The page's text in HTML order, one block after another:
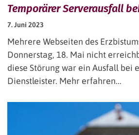
Temporärer Serverausfall
7. Juni 2023
Mehrere Webseiten des
Donnerstag, 18. Mai nicht
diese Störung war ein Ausfall bei
Dienstleister. Mehr erfahren...